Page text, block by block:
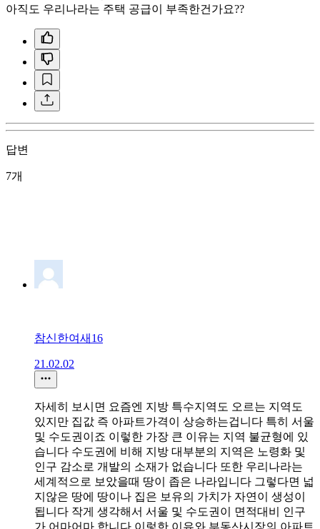
아직도 우리나라는 주택 공급이 부족한건가요??
답변
7개
참신한여새16
21.02.02
자세히 보시면 요즘엔 지방 특수지역도 오르는 지역도
있지만 집값 즉 아파트가격이 상승하는겁니다 특히 서울
및 수도권이죠 이렇한 가장 큰 이유는 지역 불균형에 있
습니다 수도권에 비해 지방 대부분의 지역은 노령화 및
인구 감소로 개발의 소재가 없습니다 또한 우리나라는
세계적으로 보았을때 땅이 좁은 나라입니다 그렇다면 넓
지않은 땅에 땅이나 집은 보유의 가치가 자연이 생성이
됩니다 작게 생각해서 서울 및 수도권이 면적대비 인구
가 어마어마 합니다 이렇한 이유와 부동산시장의 아파트